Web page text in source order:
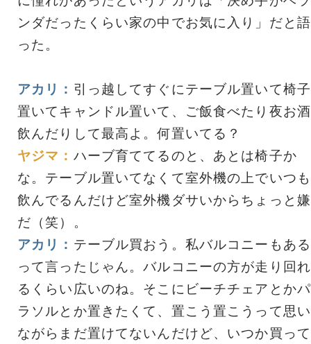
ンダだったくらい家の中でお気に入り」だと語
った。
アカリ： 引っ越してすぐにテーブル置いて椅子
置いてキャンドル置いて、ご飯食べたり夜お酒
飲んだりして最高よ。何置いてる？
ヤジマ： ハーブ育ててるのと、あとは椅子か
な。テーブル置いてなくて室外機の上でいつも
飲んでるんだけど室外機ダサいからちょっと嫌
だ（笑）。
アカリ： テーブル買おう。私バルコニーもある
って言ったじゃん。バルコニーの方が走り回れ
るくらい広いのね。そこにビーチチェアとかパ
ラソルとか置きたくて、置こう置こうって思い
ながらまだ置けてないんだけど、いつか買って